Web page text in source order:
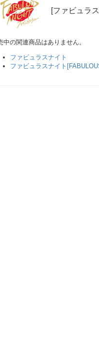
[ファビュラ
中の関連商品はありません。
ファビュラスナイト
ファビュラスナイト